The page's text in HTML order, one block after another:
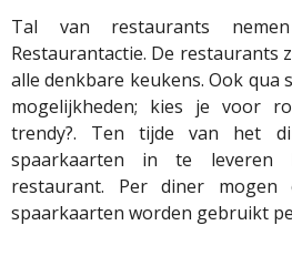
Tal van restaurants
Restaurantactie. De restaurants
alle denkbare keukens. Ook
mogelijkheden; kies je voor
trendy?. Ten tijde van het
spaarkaarten in te leveren
restaurant. Per diner
spaarkaarten worden gebruikt